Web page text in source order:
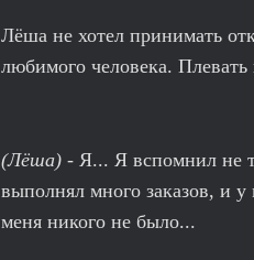
Лёша не хотел принимать
любимого человека.
(Лёша) - Я... Я вспомнил не
выполнял много заказов, и
меня никого не было...